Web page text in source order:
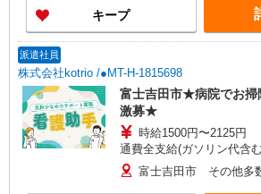
キープ
派遣社員
株式会社kotrio /●MT-H-1815698
富士吉田市★病院でお
激募★
時給1500円〜2125円
通費全支給(ガソリン代含
富士吉田市 その他多